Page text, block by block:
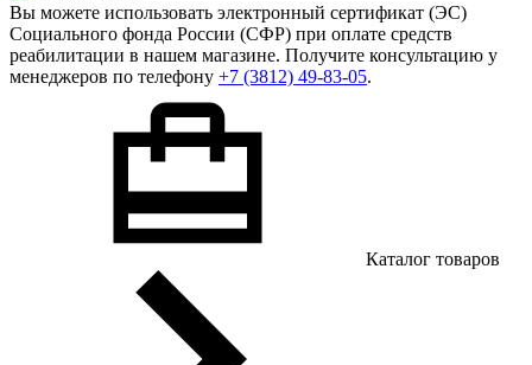
Вы можете использовать электронный сертификат (ЭС)
Социального фонда России (СФР) при оплате средств
реабилитации в нашем магазине. Получите консультацию у
менеджеров по телефону +7 (3812) 49-83-05.
Каталог товаров